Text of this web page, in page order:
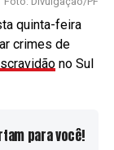
quinta-feira
crimes de
no Sul
para você!